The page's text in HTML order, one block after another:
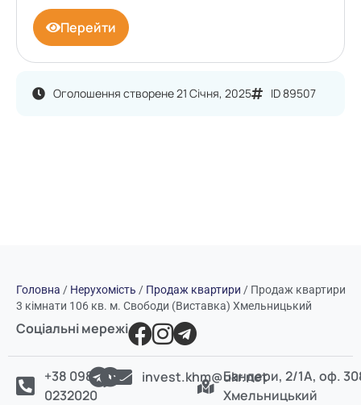
Оголошення створене 21 Січня, 2025 ID 89507
Перейти
Головна / Нерухомість / Продаж квартири / Продаж квартири
3 кімнати 106 кв. м. Свободи (Виставка) Хмельницький
Соціальні мережі
+38 098
0232020
invest.khm@ukr.netБандери, 2/1А, оф.
Хмельницький